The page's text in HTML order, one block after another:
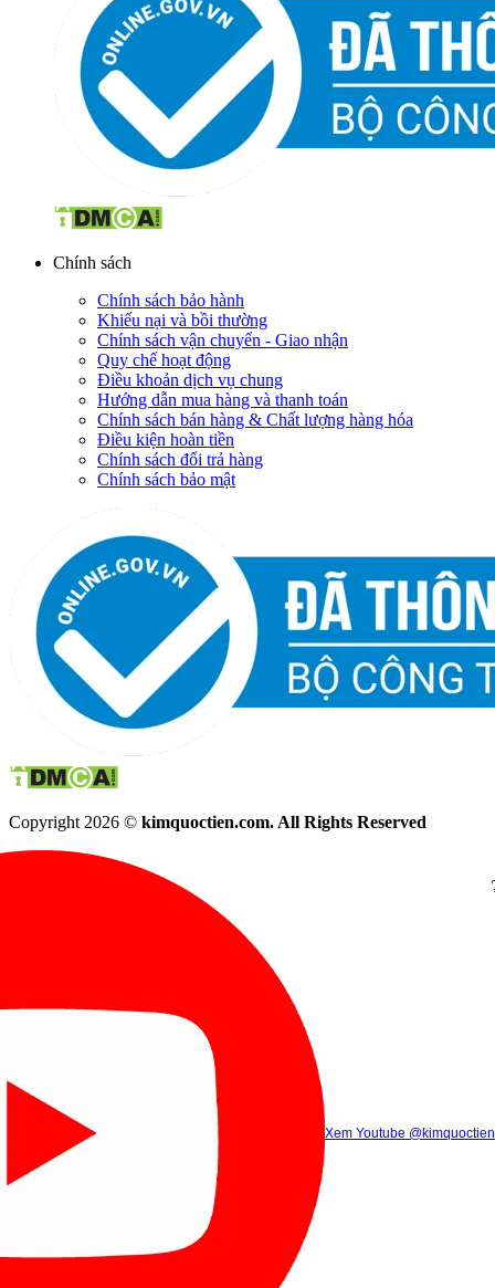
Chính sách
Chính sách bảo hành
Khiếu nại và bồi thường
Chính sách vận chuyển - Giao nhận
Quy chế hoạt động
Điều khoản dịch vụ chung
Hướng dẫn mua hàng và thanh toán
Chính sách bán hàng & Chất lượng hàng hóa
Điều kiện hoàn tiền
Chính sách đổi trả hàng
Chính sách bảo mật
Copyright 2026 © kimquoctien.com. All Rights Reserved
Xem Tik Tok
(8h00 - 21h30)
(8h00 -
Gọi điện (8h00 - 21h30)
Xem Youtube @kimquoctien